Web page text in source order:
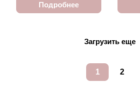
Подробнее
Загрузить еще
1 2